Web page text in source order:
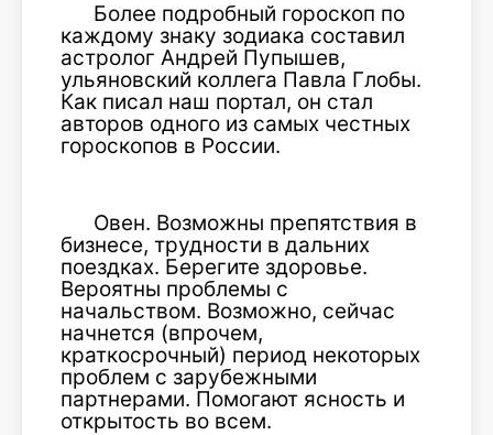
Более подробный гороскоп по
каждому знаку зодиака составил
астролог Андрей Пупышев,
ульяновский коллега Павла Глобы.
Как писал наш портал, он стал
авторов одного из самых честных
гороскопов в России.
Овен. Возможны препятствия в
бизнесе, трудности в дальних
поездках. Берегите здоровье.
Вероятны проблемы с
начальством. Возможно, сейчас
начнется (впрочем,
краткосрочный) период некоторых
проблем с зарубежными
партнерами. Помогают ясность и
открытость во всем.